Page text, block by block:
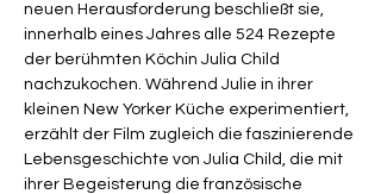
neuen Herausforderung beschließt sie,
innerhalb eines Jahres alle 524 Rezepte
der berühmten Köchin Julia Child
nachzukochen. Während Julie in ihrer
kleinen New Yorker Küche experimentiert,
erzählt der Film zugleich die faszinierende
Lebensgeschichte von Julia Child, die mit
ihrer Begeisterung die französische